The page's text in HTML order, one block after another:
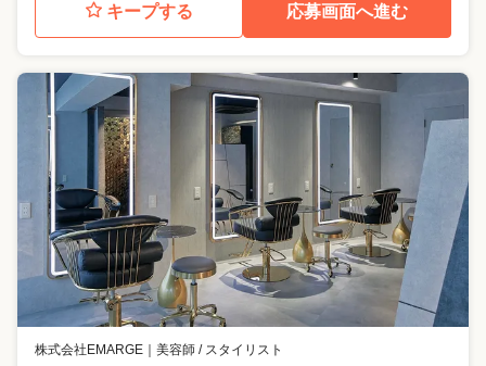
キープする 応募画面へ進む
株式会社EMARGE 美容師 / スタイリスト